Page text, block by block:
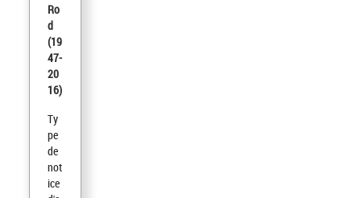
Ro
d
(19
47-
20
16)
Ty
pe
de
not
ice